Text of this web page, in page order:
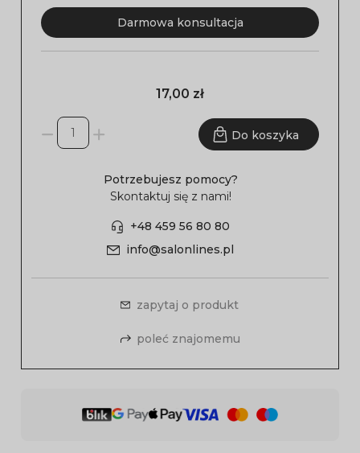
Darmowa konsultacja
17,00 zł
Do koszyka
Potrzebujesz pomocy?
Skontaktuj się z nami!
+48 459 56 80 80
info@salonlines.pl
zapytaj o produkt
poleć znajomemu